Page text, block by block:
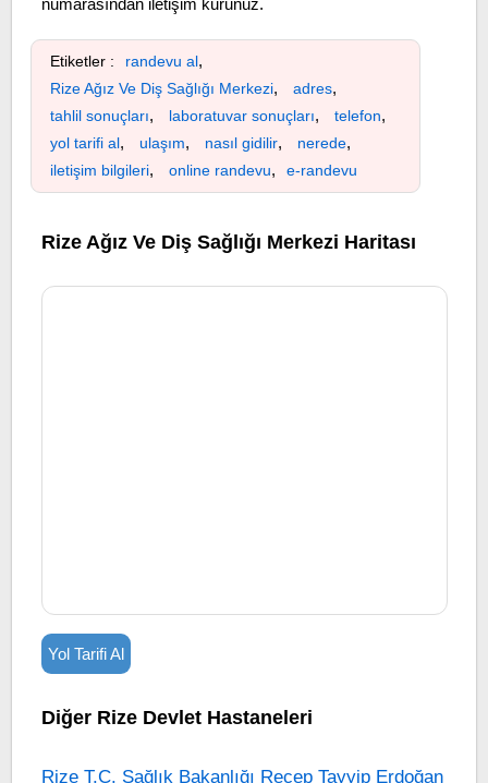
numarasından iletişim kurunuz.
Etiketler : randevu al,
Rize Ağız Ve Diş Sağlığı Merkezi, adres,
tahlil sonuçları, laboratuvar sonuçları, telefon,
yol tarifi al, ulaşım, nasıl gidilir, nerede,
iletişim bilgileri, online randevu, e-randevu
Rize Ağız Ve Diş Sağlığı Merkezi Haritası
Yol Tarifi Al
Diğer Rize Devlet Hastaneleri
Rize T.C. Sağlık Bakanlığı Recep Tayyip Erdoğan